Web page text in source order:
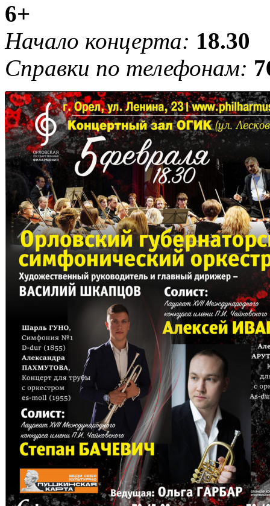
6+
Начало концерта: 18.30
Справки по телефонам: